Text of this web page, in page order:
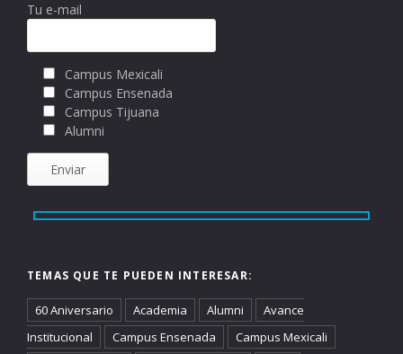
Tu e-mail
Campus Mexicali
Campus Ensenada
Campus Tijuana
Alumni
TEMAS QUE TE PUEDEN INTERESAR:
60 Aniversario Academia Alumni
Avance
Institucional
Campus Ensenada
Campus Mexicali